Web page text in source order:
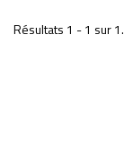
Résultats 1 - 1 sur 1.